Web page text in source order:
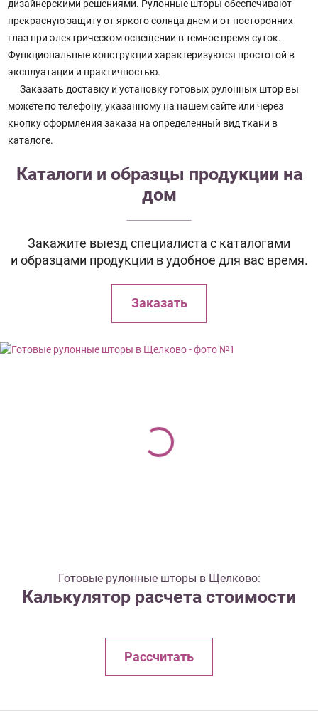
дизайнерскими решениями. Рулонные шторы обеспечивают
прекрасную защиту от яркого солнца днем и от посторонних
глаз при электрическом освещении в темное время суток.
Функциональные конструкции характеризуются простотой в
эксплуатации и практичностью.
Заказать доставку и установку готовых рулонных штор вы
можете по телефону, указанному на нашем сайте или через
кнопку оформления заказа на определенный вид ткани в
каталоге.
Каталоги и образцы продукции на
дом
Закажите выезд специалиста с каталогами
и образцами продукции в удобное для вас время.
Заказать
Готовые рулонные шторы в Щелково:
Калькулятор расчета стоимости
Рассчитать